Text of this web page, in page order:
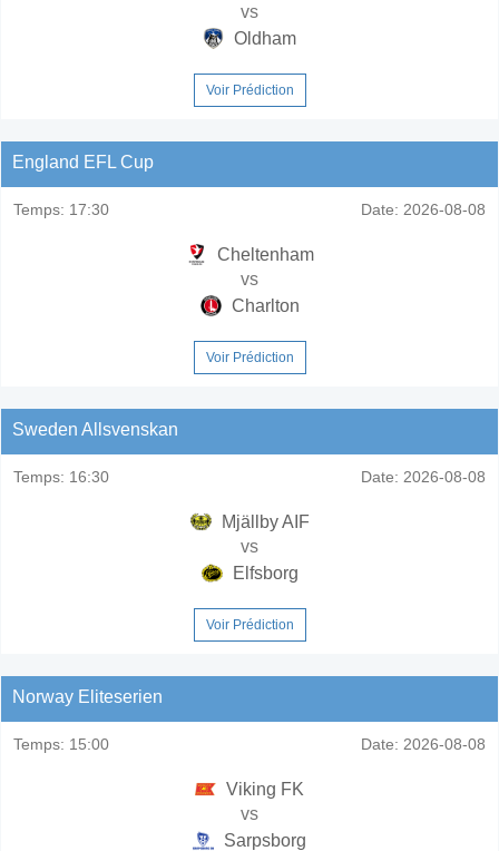
vs
Oldham
Voir Prédiction
England EFL Cup
Temps: 17:30 Date: 2026-08-08
Cheltenham
vs
Charlton
Voir Prédiction
Sweden Allsvenskan
Temps: 16:30 Date: 2026-08-08
Mjällby AIF
vs
Elfsborg
Voir Prédiction
Norway Eliteserien
Temps: 15:00 Date: 2026-08-08
Viking FK
vs
Sarpsborg